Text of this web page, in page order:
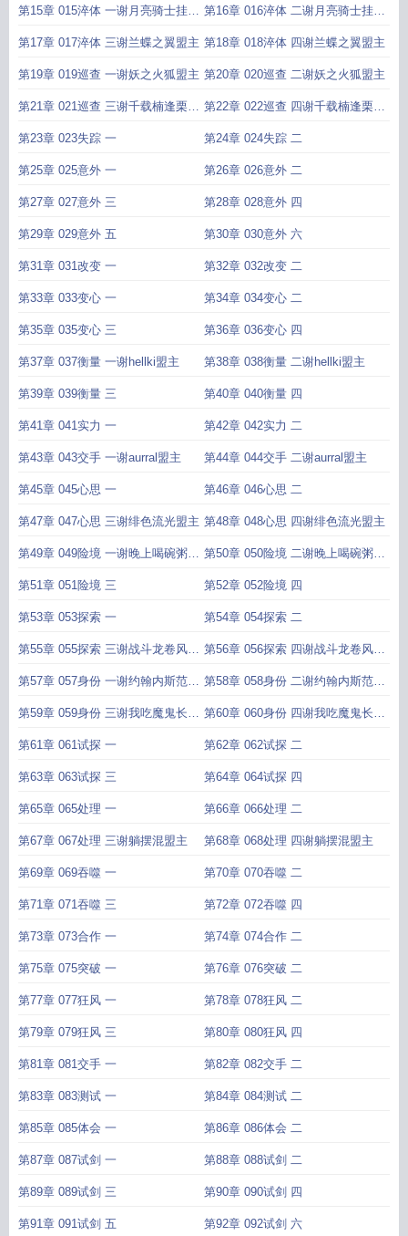
都能吃盟 都能吃盟
第15章 015淬体 一谢月亮骑士挂月
亮盟主
第16章 016淬体 二谢月亮骑士挂月
亮盟主
第17章 017淬体 三谢兰蝶之翼盟主 第18章 018淬体 四谢兰蝶之翼盟主
第19章 019巡查 一谢妖之火狐盟主 第20章 020巡查 二谢妖之火狐盟主
第21章 021巡查 三谢千载楠逢栗盟
主
第22章 022巡查 四谢千载楠逢栗盟
主
第23章 023失踪 一 第24章 024失踪 二
第25章 025意外 一 第26章 026意外 二
第27章 027意外 三 第28章 028意外 四
第29章 029意外 五 第30章 030意外 六
第31章 031改变 一 第32章 032改变 二
第33章 033变心 一 第34章 034变心 二
第35章 035变心 三 第36章 036变心 四
第37章 037衡量 一谢hellki盟主 第38章 038衡量 二谢hellki盟主
第39章 039衡量 三 第40章 040衡量 四
第41章 041实力 一 第42章 042实力 二
第43章 043交手 一谢aurral盟主 第44章 044交手 二谢aurral盟主
第45章 045心思 一 第46章 046心思 二
第47章 047心思 三谢绯色流光盟主 第48章 048心思 四谢绯色流光盟主
第49章 049险境 一谢晚上喝碗粥盟
主
第50章 050险境 二谢晚上喝碗粥盟
主
第51章 051险境 三 第52章 052险境 四
第53章 053探索 一 第54章 054探索 二
第55章 055探索 三谢战斗龙卷风盟
主
第56章 056探索 四谢战斗龙卷风盟
主
第57章 057身份 一谢约翰内斯范德
伯格盟主
第58章 058身份 二谢约翰内斯范德
伯格盟主
第59章 059身份 三谢我吃魔鬼长大
的盟主
第60章 060身份 四谢我吃魔鬼长大
的盟主
第61章 061试探 一 第62章 062试探 二
第63章 063试探 三 第64章 064试探 四
第65章 065处理 一 第66章 066处理 二
第67章 067处理 三谢躺摆混盟主 第68章 068处理 四谢躺摆混盟主
第69章 069吞噬 一 第70章 070吞噬 二
第71章 071吞噬 三 第72章 072吞噬 四
第73章 073合作 一 第74章 074合作 二
第75章 075突破 一 第76章 076突破 二
第77章 077狂风 一 第78章 078狂风 二
第79章 079狂风 三 第80章 080狂风 四
第81章 081交手 一 第82章 082交手 二
第83章 083测试 一 第84章 084测试 二
第85章 085体会 一 第86章 086体会 二
第87章 087试剑 一 第88章 088试剑 二
第89章 089试剑 三 第90章 090试剑 四
第91章 091试剑 五 第92章 092试剑 六